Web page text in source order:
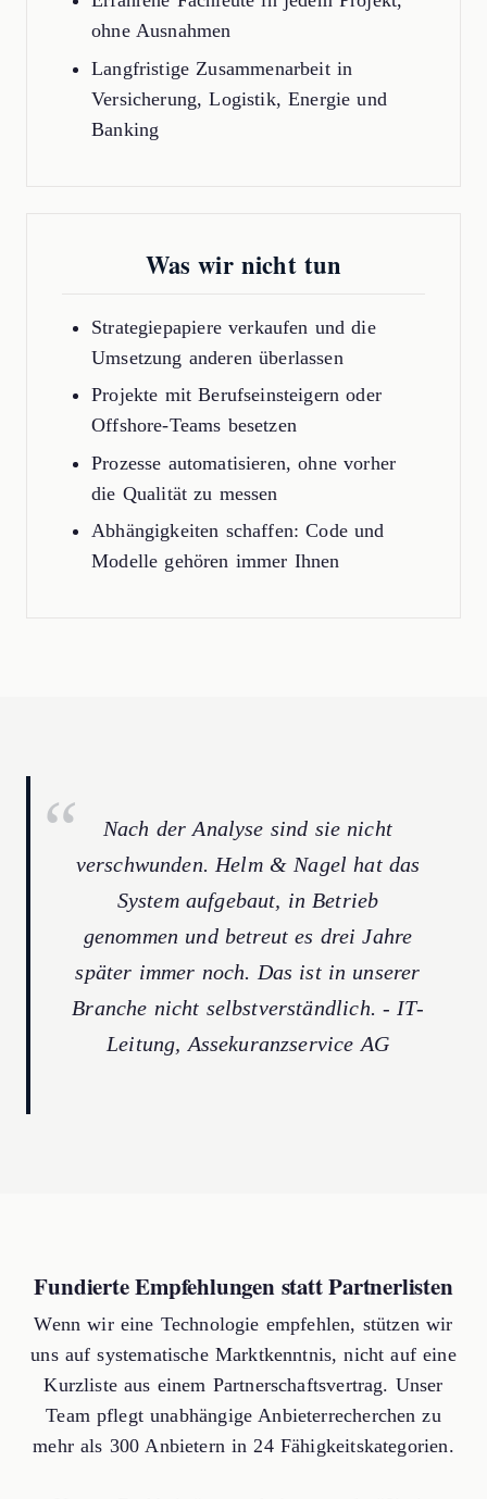
ohne Ausnahmen
Langfristige Zusammenarbeit in
Versicherung, Logistik, Energie und
Banking
Was wir nicht tun
Strategiepapiere verkaufen und die
Umsetzung anderen überlassen
Projekte mit Berufseinsteigern oder
Offshore-Teams besetzen
Prozesse automatisieren, ohne vorher
die Qualität zu messen
Abhängigkeiten schaffen: Code und
Modelle gehören immer Ihnen
Nach der Analyse sind sie nicht
verschwunden. Helm & Nagel hat das
System aufgebaut, in Betrieb
genommen und betreut es drei Jahre
später immer noch. Das ist in unserer
Branche nicht selbstverständlich. - IT-
Leitung, Assekuranzservice AG
Fundierte Empfehlungen statt Partnerlisten
Wenn wir eine Technologie empfehlen, stützen wir
uns auf systematische Marktkenntnis, nicht auf eine
Kurzliste aus einem Partnerschaftsvertrag. Unser
Team pflegt unabhängige Anbieterrecherchen zu
mehr als 300 Anbietern in 24 Fähigkeitskategorien.